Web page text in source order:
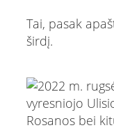
Tai, pasak
širdį.